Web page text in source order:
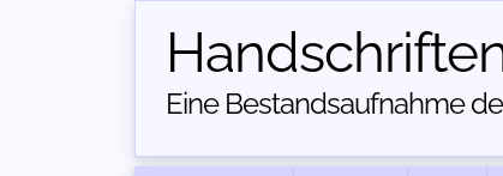
Eine Bestandsaufnahme